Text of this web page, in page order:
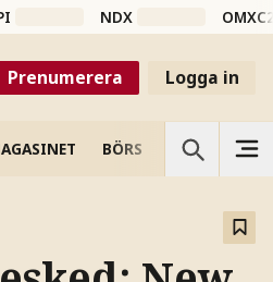
NDX
Prenumerera Logga in
BÖRS VETENSKAP